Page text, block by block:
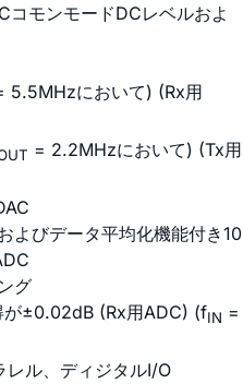
コモンモードDCレベルおよ
5.5MHzにおいて) (Rx用
= 2.2MHzにおいて) (Tx用
よびデータ平均化機能付き10
グ
が±0.02dB (Rx用ADC) (fIN =
レル、ディジタルI/O